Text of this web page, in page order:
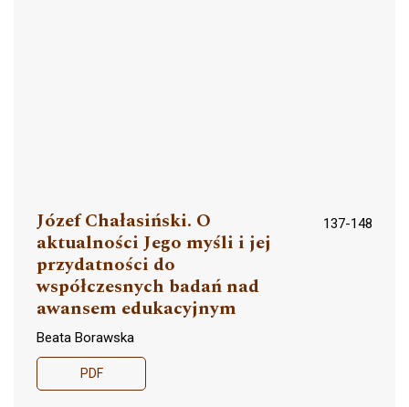
Józef Chałasiński. O
aktualności Jego myśli i jej
przydatności do
współczesnych badań nad
awansem edukacyjnym
137-148
Beata Borawska
PDF